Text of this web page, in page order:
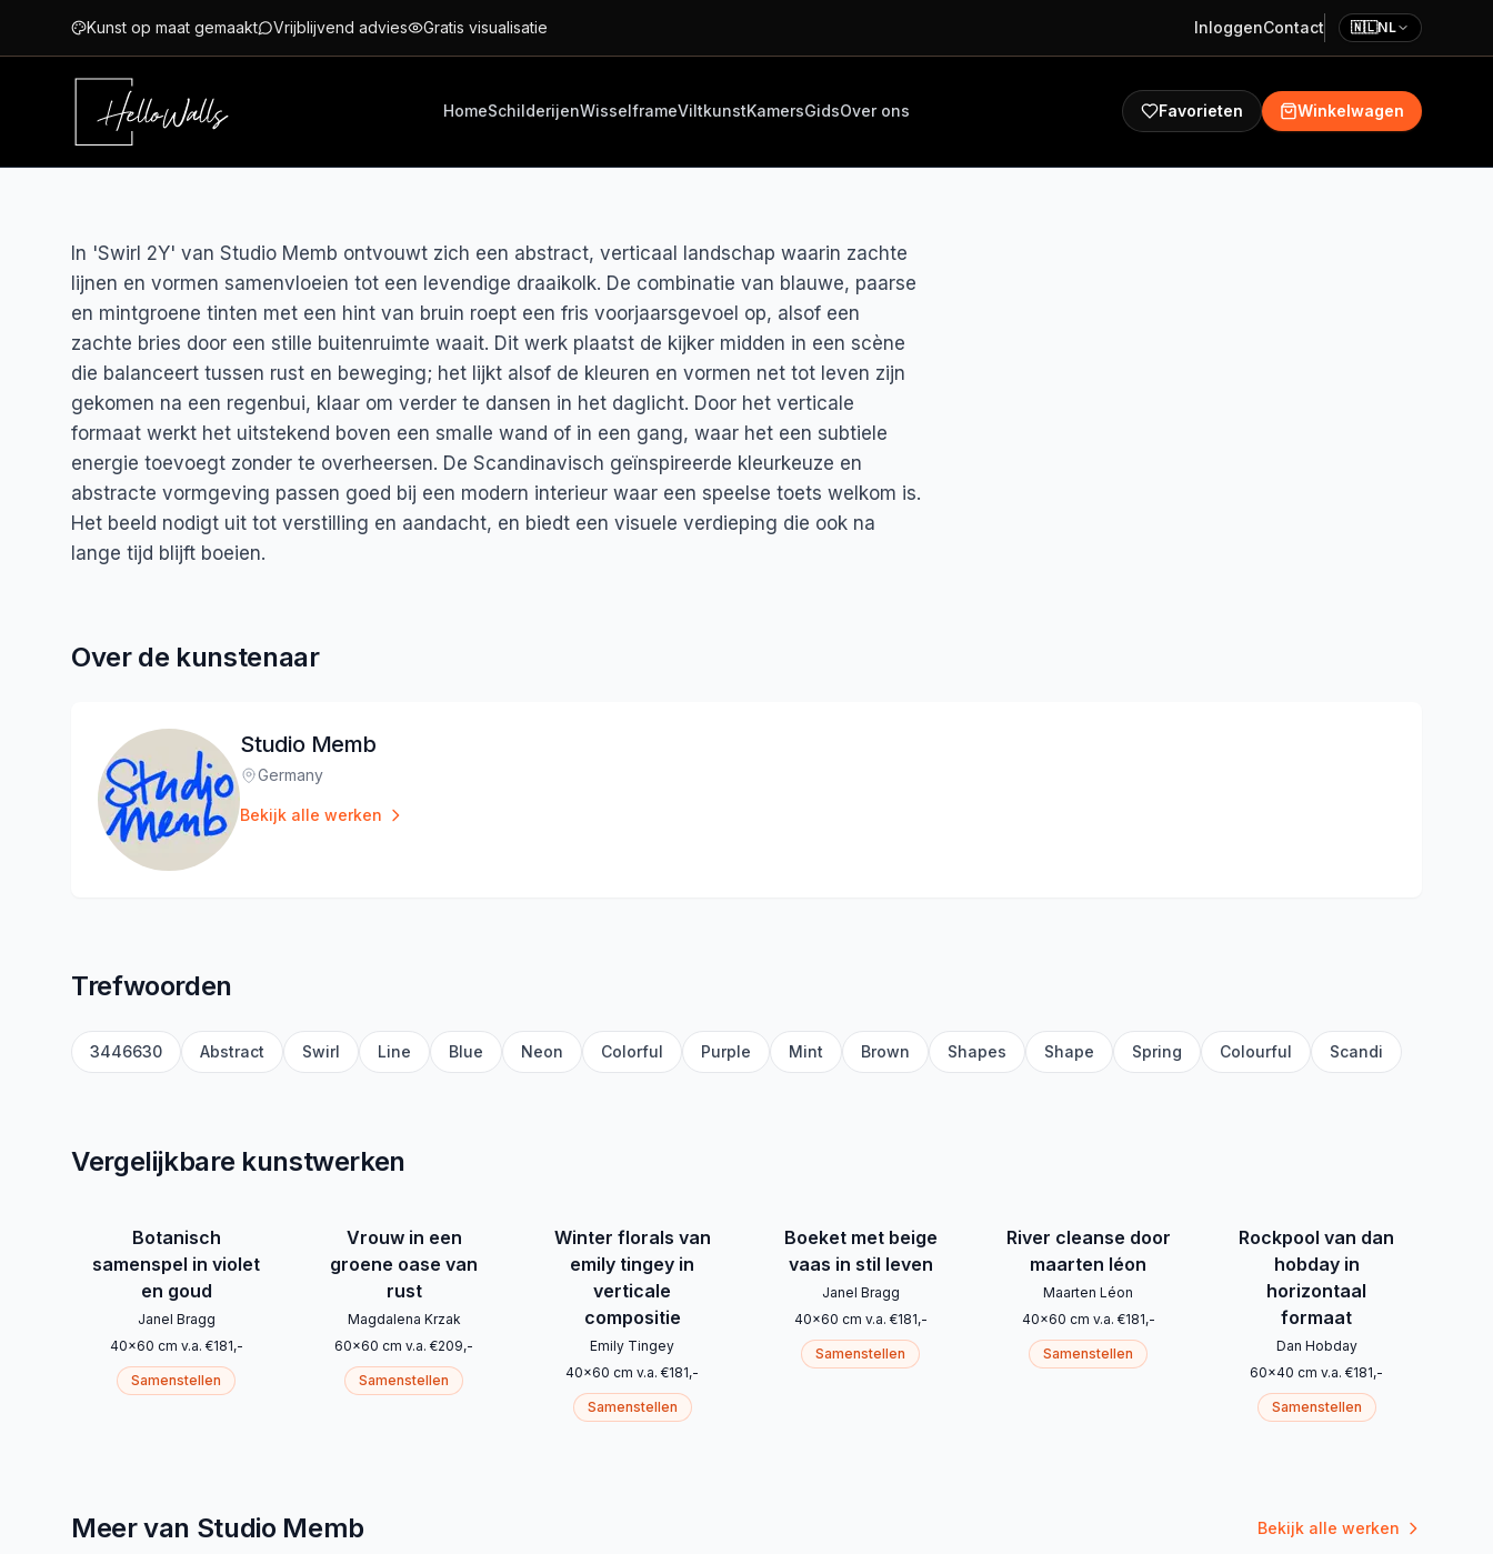
Kunst op maat gemaakt Vrijblijvend advies Gratis visualisatie InloggenContact 🇳🇱NL
HomeSchilderijenWisselframeViltkunstKamersGidsOver ons Favorieten Winkelwagen
In 'Swirl 2Y' van Studio Memb ontvouwt zich een abstract, verticaal landschap waarin zachte
lijnen en vormen samenvloeien tot een levendige draaikolk. De combinatie van blauwe, paarse
en mintgroene tinten met een hint van bruin roept een fris voorjaarsgevoel op, alsof een
zachte bries door een stille buitenruimte waait. Dit werk plaatst de kijker midden in een scène
die balanceert tussen rust en beweging; het lijkt alsof de kleuren en vormen net tot leven zijn
gekomen na een regenbui, klaar om verder te dansen in het daglicht. Door het verticale
formaat werkt het uitstekend boven een smalle wand of in een gang, waar het een subtiele
energie toevoegt zonder te overheersen. De Scandinavisch geïnspireerde kleurkeuze en
abstracte vormgeving passen goed bij een modern interieur waar een speelse toets welkom is.
Het beeld nodigt uit tot verstilling en aandacht, en biedt een visuele verdieping die ook na
lange tijd blijft boeien.
Over de kunstenaar
Studio Memb
Locatie:
Germany
Bekijk alle werken
Trefwoorden
3446630 Abstract Swirl Line Blue Neon Colorful Purple Mint Brown Shapes Shape Spring Colourful Scandi
Vergelijkbare kunstwerken
Botanisch
samenspel in violet
en goud
Janel Bragg
40x60 cm v.a. €181,-
Samenstellen
Vrouw in een
groene oase van
rust
Magdalena Krzak
60x60 cmv.a. €209,-
Samenstellen
Winter florals van
emily tingey in
verticale
compositie
Emily Tingey
40x60 cmv.a. €181,-
Samenstellen
Boeket met beige
vaas in stil leven
Janel Bragg
40x60 cm v.a. €181,-
Samenstellen
River cleanse door
maarten léon
Maarten Léon
40x60 cm v.a. €181,-
Samenstellen
Rockpool van dan
hobday in
horizontaal
formaat
Dan Hobday
60x40 cmv.a. €181,-
Samenstellen
Meer van Studio Memb Bekijk alle werken